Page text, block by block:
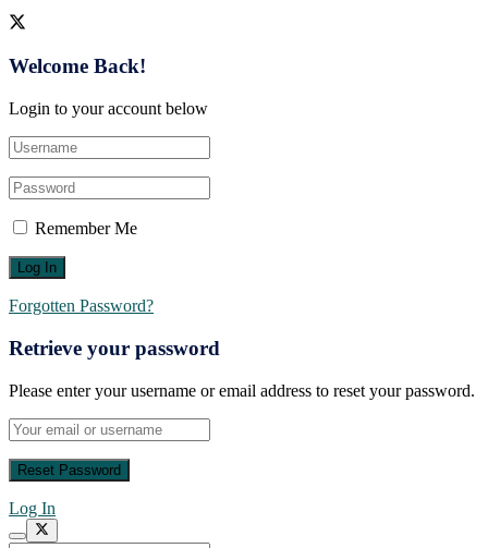
Welcome Back!
Login to your account below
Remember Me
Forgotten Password?
Retrieve your password
Please enter your username or email address to reset your password.
Log In